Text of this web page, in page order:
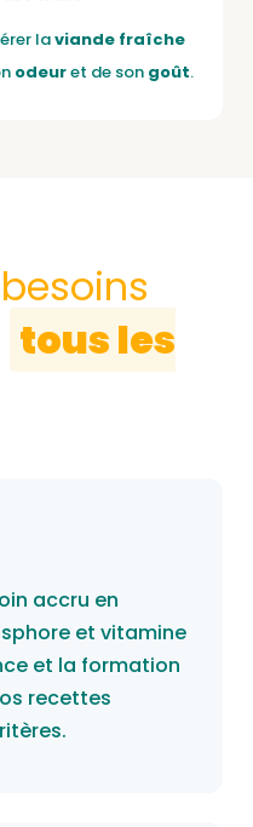
laviande fraîche
odeuret de son goût.
tous les
accru en
et vitamine
et la formation
recettes